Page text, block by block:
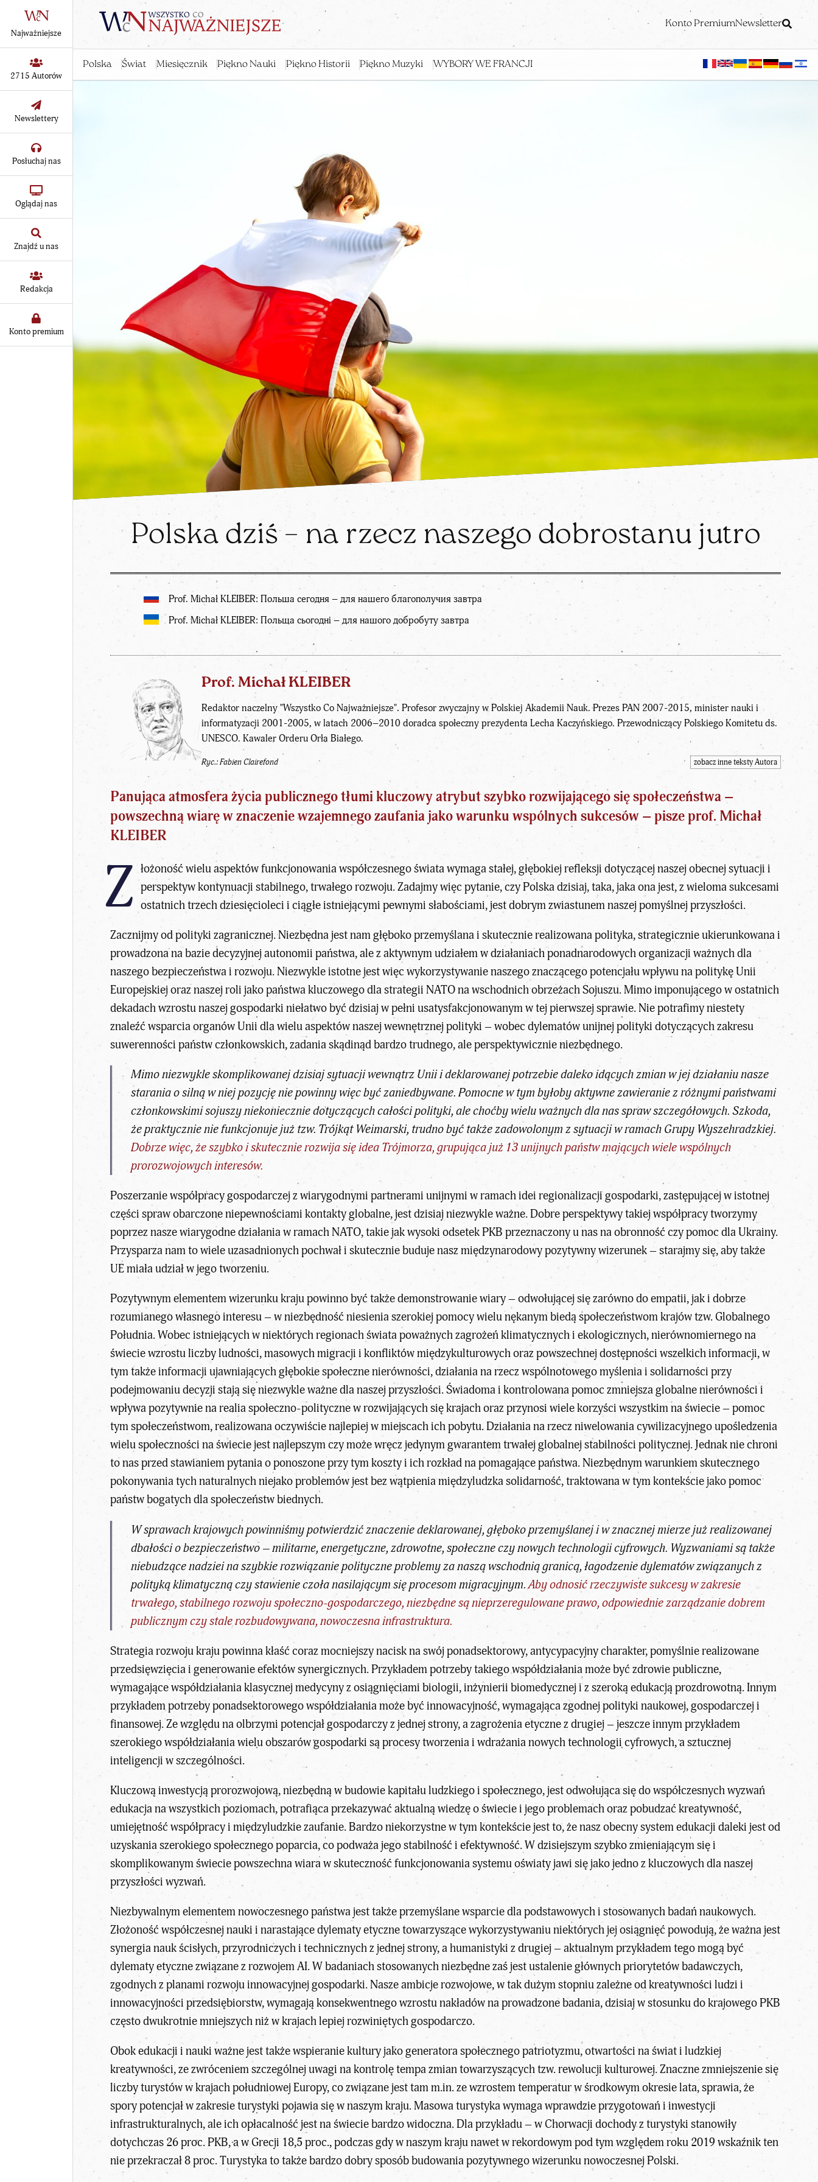
Konto PremiumNewsletter
Polska Świat Miesięcznik Piękno Nauki Piękno Historii Piękno Muzyki WYBORY WE FRANCJI
Najważniejsze
2715 Autorów
Newslettery
Posłuchaj nas
Oglądaj nas
Znajdź u nas
Redakcja
Konto premium
Polska dziś – na rzecz naszego dobrostanu jutro
Prof. Michał KLEIBER: Польша сегодня – для нашего благополучия завтра
Prof. Michał KLEIBER: Польща сьогодні – для нашого добробуту завтра
Prof. Michał KLEIBER
Redaktor naczelny "Wszystko Co Najważniejsze". Profesor zwyczajny w Polskiej Akademii Nauk. Prezes PAN 2007-2015, minister nauki i
informatyzacji 2001-2005, w latach 2006–2010 doradca społeczny prezydenta Lecha Kaczyńskiego. Przewodniczący Polskiego Komitetu ds.
UNESCO. Kawaler Orderu Orła Białego.
Ryc.: Fabien Clairefond zobacz inne teksty Autora
Panująca atmosfera życia publicznego tłumi kluczowy atrybut szybko rozwijającego się społeczeństwa –
powszechnąwiaręw znaczenie wzajemnego zaufania jako warunku wspólnych sukcesów – pisze prof. Michał
KLEIBER
Z łożoność wielu aspektów funkcjonowania współczesnego świata wymaga stałej, głębokiej refleksji dotyczącej naszej obecnej sytuacji i
perspektyw kontynuacji stabilnego, trwałego rozwoju. Zadajmy więc pytanie, czy Polska dzisiaj, taka, jaka ona jest, z wieloma sukcesami
ostatnich trzech dziesięcioleci i ciągłe istniejącymi pewnymi słabościami, jest dobrym zwiastunem naszej pomyślnej przyszłości.
Zacznijmy od polityki zagranicznej. Niezbędna jest nam głęboko przemyślana i skutecznie realizowana polityka, strategicznie ukierunkowana i
prowadzona na bazie decyzyjnej autonomii państwa, ale z aktywnym udziałem w działaniach ponadnarodowych organizacji ważnych dla
naszego bezpieczeństwa i rozwoju. Niezwykle istotne jest więc wykorzystywanie naszego znaczącego potencjału wpływu na politykę Unii
Europejskiej oraz naszej roli jako państwa kluczowego dla strategii NATO na wschodnich obrzeżach Sojuszu. Mimo imponującego w ostatnich
dekadach wzrostu naszej gospodarki niełatwo być dzisiaj w pełni usatysfakcjonowanym w tej pierwszej sprawie. Nie potrafimy niestety
znaleźć wsparcia organów Unii dla wielu aspektów naszej wewnętrznej polityki – wobec dylematów unijnej polityki dotyczących zakresu
suwerenności państw członkowskich, zadania skądinąd bardzo trudnego, ale perspektywicznie niezbędnego.
Mimo niezwykle skomplikowanej dzisiaj sytuacji wewnątrz Unii i deklarowanej potrzebie daleko idących zmian w jej działaniu nasze
starania o silną w niej pozycję nie powinny więc być zaniedbywane. Pomocne w tym byłoby aktywne zawieranie z różnymi państwami
członkowskimi sojuszy niekoniecznie dotyczących całości polityki, ale choćby wielu ważnych dla nas spraw szczegółowych. Szkoda,
że praktycznie nie funkcjonuje już tzw. Trójkąt Weimarski, trudno być także zadowolonym z sytuacji w ramach Grupy Wyszehradzkiej.
Dobrze więc, że szybko i skutecznie rozwija się idea Trójmorza, grupująca już 13 unijnych państw mających wiele wspólnych
prorozwojowych interesów.
Poszerzanie współpracy gospodarczej z wiarygodnymi partnerami unijnymi w ramach idei regionalizacji gospodarki, zastępującej w istotnej
części spraw obarczone niepewnościami kontakty globalne, jest dzisiaj niezwykle ważne. Dobre perspektywy takiej współpracy tworzymy
poprzez nasze wiarygodne działania w ramach NATO, takie jak wysoki odsetek PKB przeznaczony u nas na obronność czy pomoc dla Ukrainy.
Przysparza nam to wiele uzasadnionych pochwał i skutecznie buduje nasz międzynarodowy pozytywny wizerunek – starajmy się, aby także
UE miała udział w jego tworzeniu.
Pozytywnym elementem wizerunku kraju powinno być także demonstrowanie wiary – odwołującej się zarówno do empatii, jak i dobrze
rozumianego własnego interesu – w niezbędność niesienia szerokiej pomocy wielu nękanym biedą społeczeństwom krajów tzw. Globalnego
Południa. Wobec istniejących w niektórych regionach świata poważnych zagrożeń klimatycznych i ekologicznych, nierównomiernego na
świecie wzrostu liczby ludności, masowych migracji i konfliktów międzykulturowych oraz powszechnej dostępności wszelkich informacji, w
tym także informacji ujawniających głębokie społeczne nierówności, działania na rzecz wspólnotowego myślenia i solidarności przy
podejmowaniu decyzji stają się niezwykle ważne dla naszej przyszłości. Świadoma i kontrolowana pomoc zmniejsza globalne nierówności i
wpływa pozytywnie na realia społeczno-polityczne w rozwijających się krajach oraz przynosi wiele korzyści wszystkim na świecie – pomoc
tym społeczeństwom, realizowana oczywiście najlepiej w miejscach ich pobytu. Działania na rzecz niwelowania cywilizacyjnego upośledzenia
wielu społeczności na świecie jest najlepszym czy może wręcz jedynym gwarantem trwałej globalnej stabilności politycznej. Jednak nie chroni
to nas przed stawianiem pytania o ponoszone przy tym koszty i ich rozkład na pomagające państwa. Niezbędnym warunkiem skutecznego
pokonywania tych naturalnych niejako problemów jest bez wątpienia międzyludzka solidarność, traktowana w tym kontekście jako pomoc
państw bogatych dla społeczeństw biednych.
W sprawach krajowych powinniśmy potwierdzić znaczenie deklarowanej, głęboko przemyślanej i w znacznej mierze już realizowanej
dbałości o bezpieczeństwo – militarne, energetyczne, zdrowotne, społeczne czy nowych technologii cyfrowych. Wyzwaniami są także
niebudzące nadziei na szybkie rozwiązanie polityczne problemy za naszą wschodnią granicą, łagodzenie dylematów związanych z
polityką klimatyczną czy stawienie czoła nasilającym się procesom migracyjnym.Aby odnosić rzeczywiste sukcesy w zakresie
trwałego, stabilnego rozwoju społeczno-gospodarczego, niezbędne są nieprzeregulowane prawo, odpowiednie zarządzanie dobrem
publicznym czy stale rozbudowywana, nowoczesna infrastruktura.
Strategia rozwoju kraju powinna kłaść coraz mocniejszy nacisk na swój ponadsektorowy, antycypacyjny charakter, pomyślnie realizowane
przedsięwzięcia i generowanie efektów synergicznych. Przykładem potrzeby takiego współdziałania może być zdrowie publiczne,
wymagające współdziałania klasycznej medycyny z osiągnięciami biologii, inżynierii biomedycznej i z szeroką edukacją prozdrowotną. Innym
przykładem potrzeby ponadsektorowego współdziałania może być innowacyjność, wymagająca zgodnej polityki naukowej, gospodarczej i
finansowej. Ze względu na olbrzymi potencjał gospodarczy z jednej strony, a zagrożenia etyczne z drugiej – jeszcze innym przykładem
szerokiego współdziałania wielu obszarów gospodarki są procesy tworzenia i wdrażania nowych technologii cyfrowych, a sztucznej
inteligencji w szczególności.
Kluczową inwestycją prorozwojową, niezbędną w budowie kapitału ludzkiego i społecznego, jest odwołująca się do współczesnych wyzwań
edukacja na wszystkich poziomach, potrafiąca przekazywać aktualną wiedzę o świecie i jego problemach oraz pobudzać kreatywność,
umiejętność współpracy i międzyludzkie zaufanie. Bardzo niekorzystne w tym kontekście jest to, że nasz obecny system edukacji daleki jest od
uzyskania szerokiego społecznego poparcia, co podważa jego stabilność i efektywność. W dzisiejszym szybko zmieniającym się i
skomplikowanym świecie powszechna wiara w skuteczność funkcjonowania systemu oświaty jawi się jako jedno z kluczowych dla naszej
przyszłości wyzwań.
Niezbywalnym elementem nowoczesnego państwa jest także przemyślane wsparcie dla podstawowych i stosowanych badań naukowych.
Złożoność współczesnej nauki i narastające dylematy etyczne towarzyszące wykorzystywaniu niektórych jej osiągnięć powodują, że ważna jest
synergia nauk ścisłych, przyrodniczych i technicznych z jednej strony, a humanistyki z drugiej – aktualnym przykładem tego mogą być
dylematy etyczne związane z rozwojem AI. W badaniach stosowanych niezbędne zaś jest ustalenie głównych priorytetów badawczych,
zgodnych z planami rozwoju innowacyjnej gospodarki. Nasze ambicje rozwojowe, w tak dużym stopniu zależne od kreatywności ludzi i
innowacyjności przedsiębiorstw, wymagają konsekwentnego wzrostu nakładów na prowadzone badania, dzisiaj w stosunku do krajowego PKB
często dwukrotnie mniejszych niż w krajach lepiej rozwiniętych gospodarczo.
Obok edukacji i nauki ważne jest także wspieranie kultury jako generatora społecznego patriotyzmu, otwartości na świat i ludzkiej
kreatywności, ze zwróceniem szczególnej uwagi na kontrolę tempa zmian towarzyszących tzw. rewolucji kulturowej. Znaczne zmniejszenie się
liczby turystów w krajach południowej Europy, co związane jest tam m.in. ze wzrostem temperatur w środkowym okresie lata, sprawia, że
spory potencjał w zakresie turystyki pojawia się w naszym kraju. Masowa turystyka wymaga wprawdzie przygotowań i inwestycji
infrastrukturalnych, ale ich opłacalność jest na świecie bardzo widoczna. Dla przykładu – w Chorwacji dochody z turystyki stanowiły
dotychczas 26 proc. PKB, a w Grecji 18,5 proc., podczas gdy w naszym kraju nawet w rekordowym pod tym względem roku 2019 wskaźnik ten
nie przekraczał 8 proc. Turystyka to także bardzo dobry sposób budowania pozytywnego wizerunku nowoczesnej Polski.